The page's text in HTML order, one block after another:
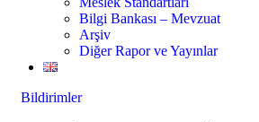
Bilgi Bankası – Mevzuat
Arşiv
Diğer Rapor ve Yayınlar
Bildirimler